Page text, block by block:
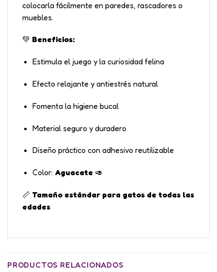
colocarla fácilmente en paredes, rascadores o
muebles.
💚 Beneficios:
Estimula el juego y la curiosidad felina
Efecto relajante y antiestrés natural
Fomenta la higiene bucal
Material seguro y duradero
Diseño práctico con adhesivo reutilizable
Color: Aguacate 🥑
📏 Tamaño estándar para gatos de todas las
edades
PRODUCTOS RELACIONADOS